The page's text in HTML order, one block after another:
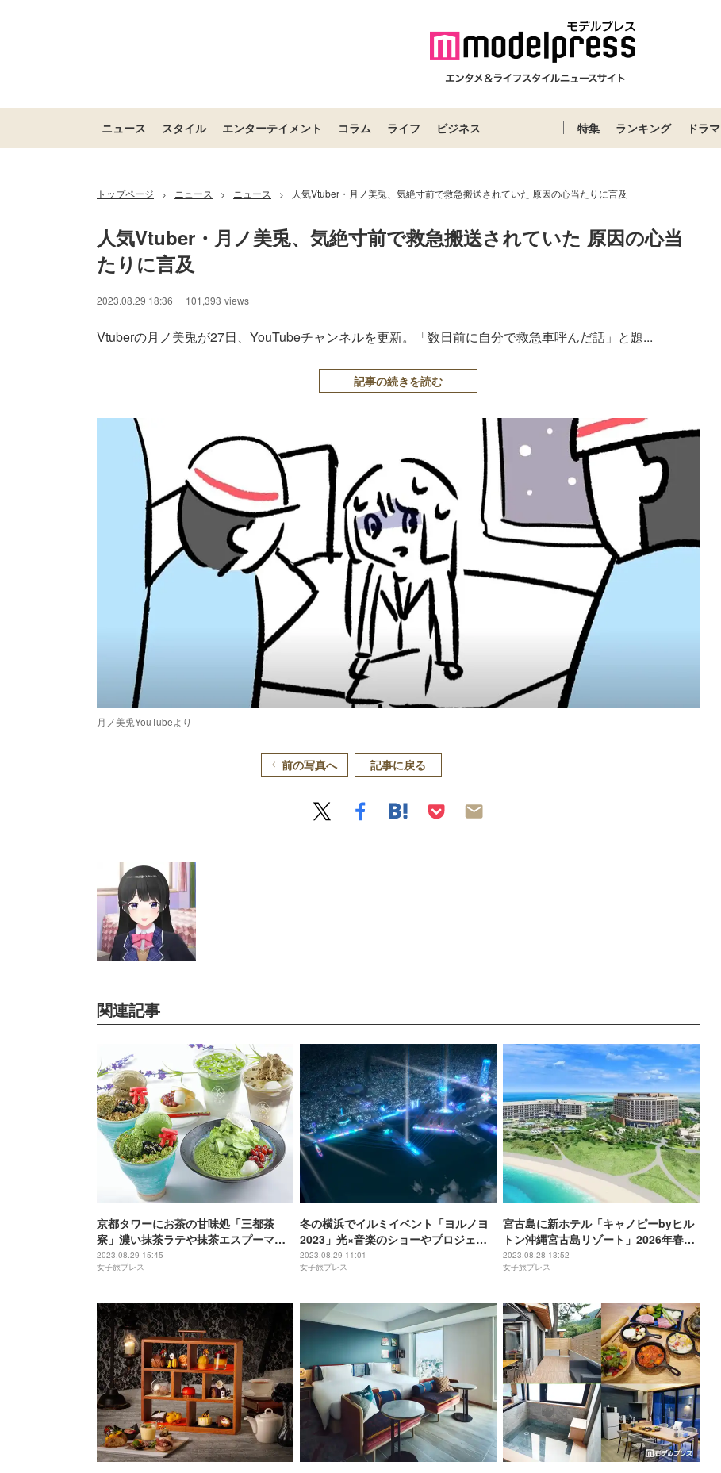
ニュース スタイル エンターテイメント コラム ライフ ビジネス 特集 ランキング ドラマ
トップページ > ニュース > ニュース > 人気Vtuber・月ノ美兎、気絶寸前で救急搬送されていた 原因の心当たりに言及
人気Vtuber・月ノ美兎、気絶寸前で救急搬送されていた 原因の心当
たりに言及
2023.08.29 18:36 101,393 views
Vtuberの月ノ美兎が27日、YouTubeチャンネルを更新。「数日前に自分で救急車呼んだ話」と題...
記事の続きを読む
月ノ美兎YouTubeより
前の写真へ 記事に戻る
関連記事
京都タワーにお茶の甘味処「三都茶
寮」濃い抹茶ラテや抹茶エスプーマか
き氷など
2023.08.29 15:45
女子旅プレス
冬の横浜でイルミイベント「ヨルノヨ
2023」光×音楽のショーやプロジェク
ションマッピングで街を演出
2023.08.29 11:01
女子旅プレス
宮古島に新ホテル「キャノピーbyヒル
トン沖縄宮古島リゾート」2026年春開
業へ、伊良部大橋や夕陽をのぞむルー
フトッププール完備
2023.08.28 13:52
女子旅プレス